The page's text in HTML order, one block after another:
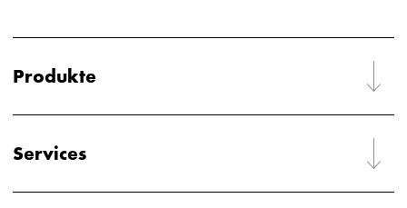
Produkte
Services